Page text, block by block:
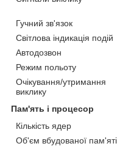
Гучний зв'язок
Світлова індикація подій
Автодозвон
Режим польоту
Очікування/утримання
виклику
Пам'ять і процесор
Кількість ядер
Об'єм вбудованої пам'яті